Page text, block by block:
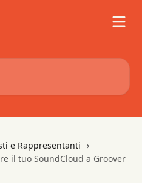
e Rappresentanti
il tuo SoundCloud a Groover